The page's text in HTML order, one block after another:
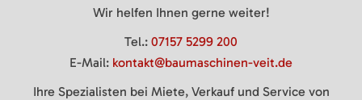
Wir helfen Ihnen gerne weiter!
Tel.: 07157 5299 200
E-Mail: kontakt@baumaschinen-veit.de
Ihre Spezialisten bei Miete, Verkauf und Service von